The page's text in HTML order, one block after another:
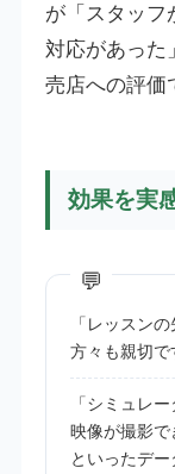
が「スタッフ
対応があった
売店への評価
効果を実
「レッスン
方々も親切で
「シミュレ
映像が撮影
といったデ